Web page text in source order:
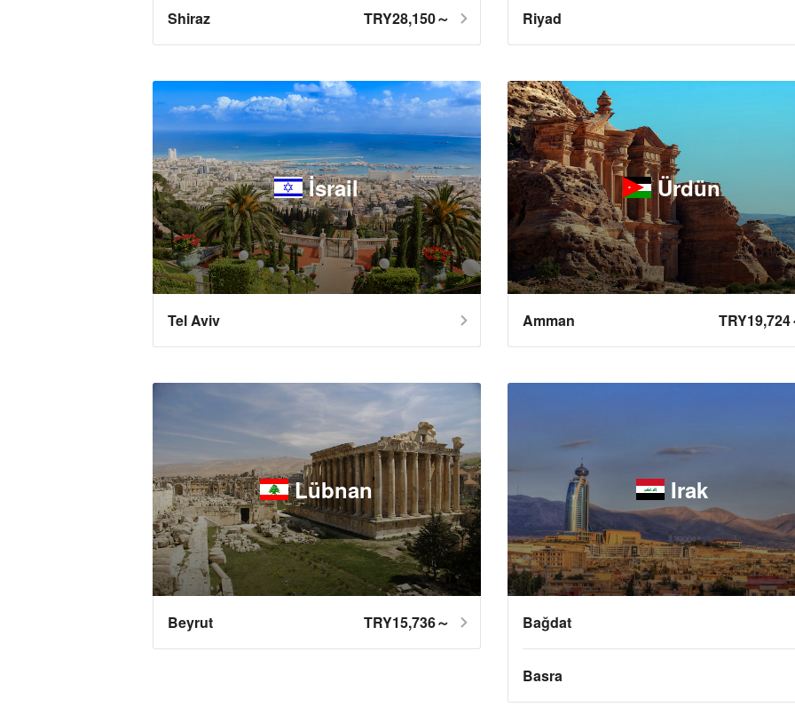
Shiraz TRY28,150～ Riyad
İsrail
Tel Aviv
Ürdün
Amman TRY19,724
Lübnan
Beyrut TRY15,736～
Irak
Bağdat
Basra